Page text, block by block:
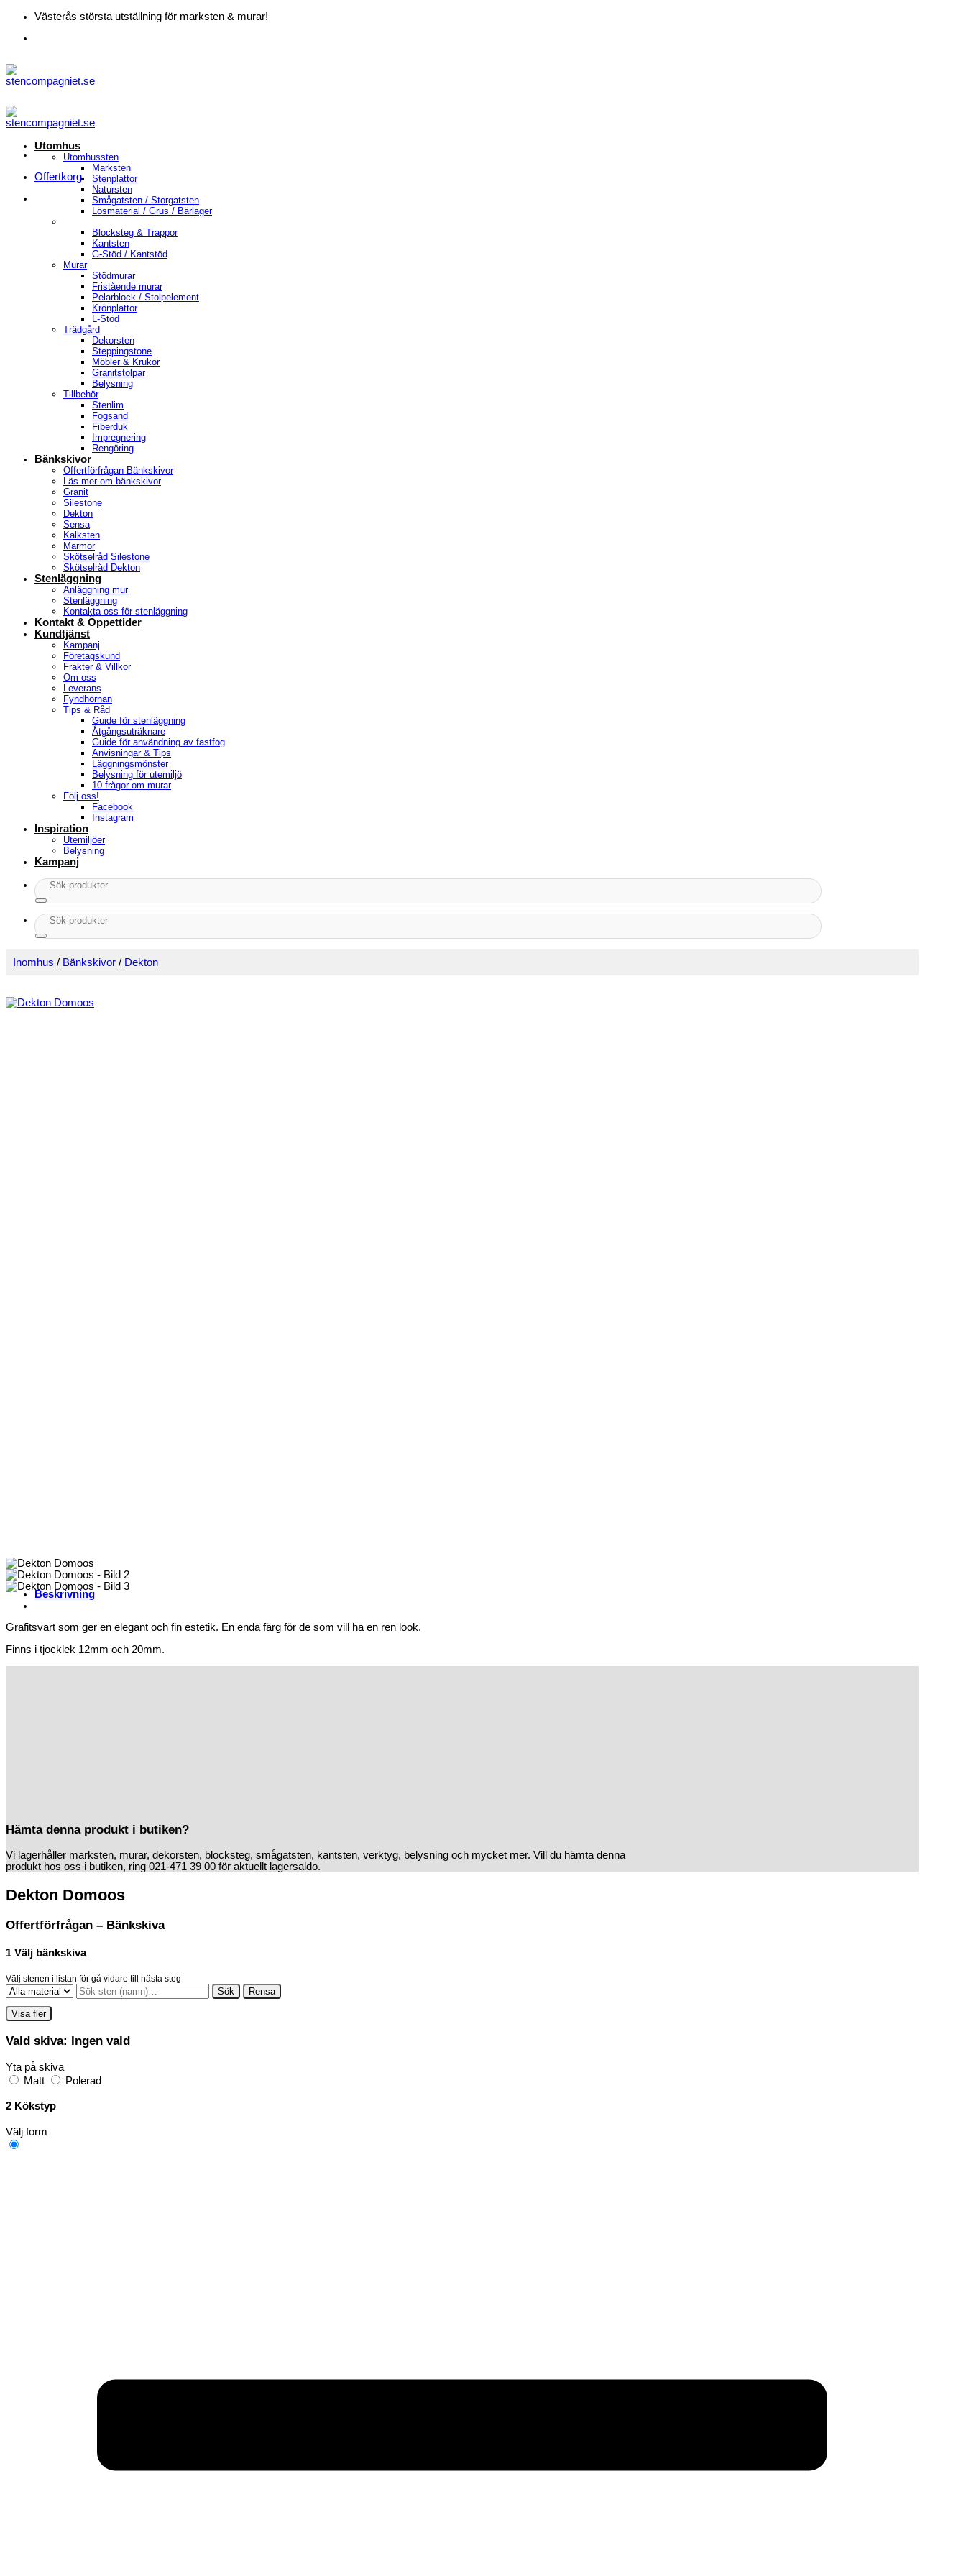
Skip
content
Västerås största utställning för marksten & murar!
Offertkorg
Utomhus
Utomhussten
Marksten
Stenplattor
Natursten
Smågatsten / Storgatsten
Lösmaterial / Grus / Bärlager
Blocksteg & Trappor
Kantsten
G-Stöd / Kantstöd
Murar
Stödmurar
Fristående murar
Pelarblock / Stolpelement
Krönplattor
L-Stöd
Trädgård
Dekorsten
Steppingstone
Möbler & Krukor
Granitstolpar
Belysning
Tillbehör
Stenlim
Fogsand
Fiberduk
Impregnering
Rengöring
Bänkskivor
Offertförfrågan Bänkskivor
Läs mer om bänkskivor
Granit
Silestone
Dekton
Sensa
Kalksten
Marmor
Skötselråd Silestone
Skötselråd Dekton
Stenläggning
Anläggning mur
Stenläggning
Kontakta oss för stenläggning
Kontakt & Öppettider
Kundtjänst
Kampanj
Företagskund
Frakter & Villkor
Om oss
Leverans
Fyndhörnan
Tips & Råd
Guide för stenläggning
Åtgångsuträknare
Guide för användning av fastfog
Anvisningar & Tips
Läggningsmönster
Belysning för utemiljö
10 frågor om murar
Följ oss!
Facebook
Instagram
Inspiration
Utemiljöer
Belysning
Kampanj
Sök
efter:
Sök
efter:
Inomhus / Bänkskivor / Dekton
Beskrivning
Grafitsvart som ger en elegant och fin estetik. En enda färg för de som vill ha en ren look.
Finns i tjocklek 12mm och 20mm.
Hämta denna produkt i butiken?
Vi lagerhåller marksten, murar, dekorsten, blocksteg, smågatsten, kantsten, verktyg, belysning och mycket mer. Vill du hämta denna
produkt hos oss i butiken, ring 021-471 39 00 för aktuellt lagersaldo.
Dekton Domoos
Offertförfrågan – Bänkskiva
1 Välj bänkskiva
Välj stenen i listan för gå vidare till nästa steg
Sök Rensa
Visa fler
Vald skiva: Ingen vald
Yta på skiva
Matt
Polerad
2 Kökstyp
Välj form